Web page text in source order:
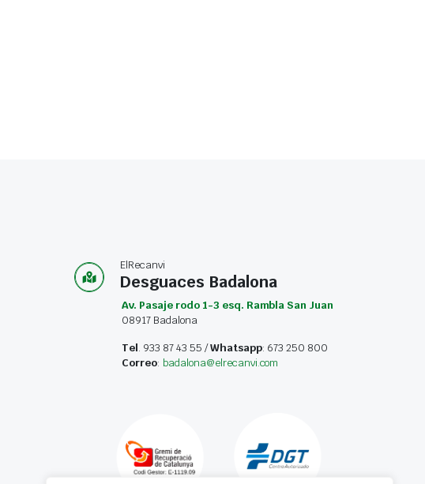
ElRecanvi
Desguaces Badalona
Av. Pasaje rodo 1-3 esq. Rambla San Juan
08917 Badalona
Tel. 933 87 43 55 /Whatsapp: 673 250 800
Correo: badalona@elrecanvi.com